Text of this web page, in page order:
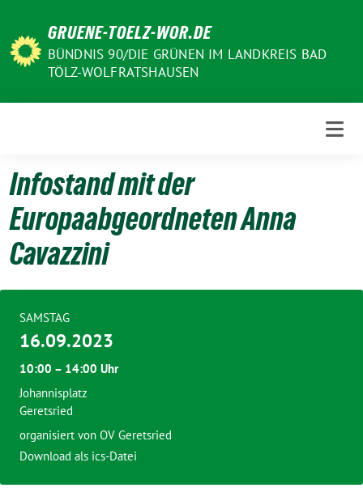
zum
Inhalt
GRUENE-TOELZ-WOR.DE
BÜNDNIS 90/DIE GRÜNEN IM LANDKREIS BAD
TÖLZ-WOLFRATSHAUSEN
Infostand mit der
Europaabgeordneten Anna
Cavazzini
SAMSTAG
16.09.2023
10:00 – 14:00 Uhr
Johannisplatz
Geretsried
organisiert von OV Geretsried
Download als ics-Datei